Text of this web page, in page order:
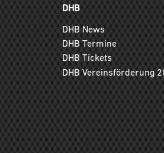
DHB
DHB News
DHB Termine
DHB Tickets
DHB Vereinsförderung